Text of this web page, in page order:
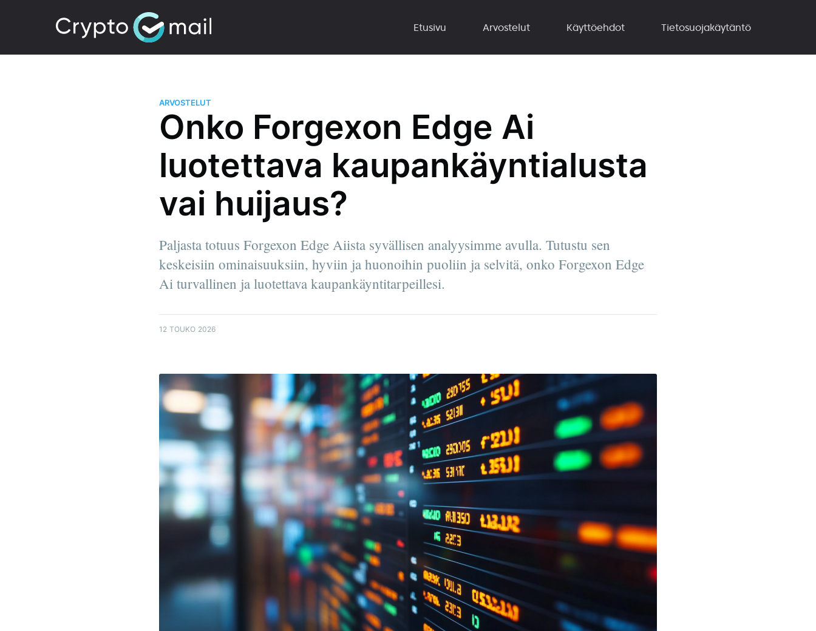
Etusivu Arvostelut Käyttöehdot Tietosuojakäytäntö
ARVOSTELUT
Onko Forgexon Edge Ai
luotettava kaupankäyntialusta
vai huijaus?
Paljasta totuus Forgexon Edge Aiista syvällisen analyysimme avulla. Tutustu sen
keskeisiin ominaisuuksiin, hyviin ja huonoihin puoliin ja selvitä, onko Forgexon Edge
Ai turvallinen ja luotettava kaupankäyntitarpeillesi.
12 TOUKO 2026